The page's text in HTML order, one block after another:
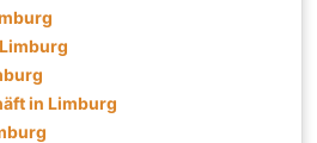
in Limburg